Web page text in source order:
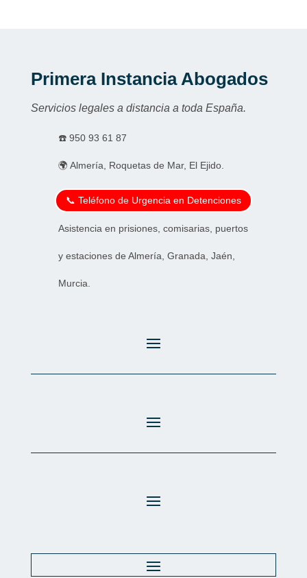
Primera Instancia Abogados
Servicios legales a distancia a toda España.
☎️ 950 93 61 87
🌍 Almería, Roquetas de Mar, El Ejido.
📞 Teléfono de Urgencia en Detenciones
Asistencia en prisiones, comisarias, puertos
y estaciones de Almería, Granada, Jaén,
Murcia.